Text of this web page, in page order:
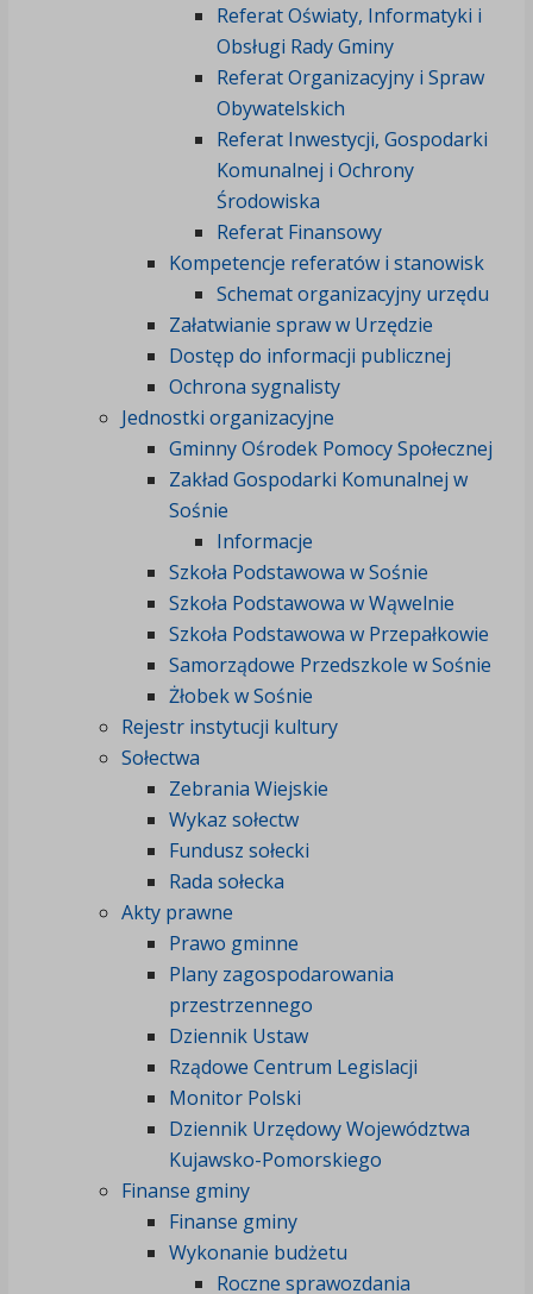
Referat Oświaty, Informatyki i
Obsługi Rady Gminy
Referat Organizacyjny i Spraw
Obywatelskich
Referat Inwestycji, Gospodarki
Komunalnej i Ochrony
Środowiska
Referat Finansowy
Kompetencje referatów i stanowisk
Schemat organizacyjny urzędu
Załatwianie spraw w Urzędzie
Dostęp do informacji publicznej
Ochrona sygnalisty
Jednostki organizacyjne
Gminny Ośrodek Pomocy Społecznej
Zakład Gospodarki Komunalnej w
Sośnie
Informacje
Szkoła Podstawowa w Sośnie
Szkoła Podstawowa w Wąwelnie
Szkoła Podstawowa w Przepałkowie
Samorządowe Przedszkole w Sośnie
Żłobek w Sośnie
Rejestr instytucji kultury
Sołectwa
Zebrania Wiejskie
Wykaz sołectw
Fundusz sołecki
Rada sołecka
Akty prawne
Prawo gminne
Plany zagospodarowania
przestrzennego
Dziennik Ustaw
Rządowe Centrum Legislacji
Monitor Polski
Dziennik Urzędowy Województwa
Kujawsko-Pomorskiego
Finanse gminy
Finanse gminy
Wykonanie budżetu
Roczne sprawozdania